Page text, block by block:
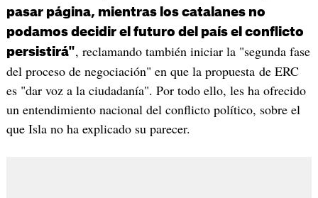
pasar página, mientras los catalanes no
podamos decidir el futuro del país el conflicto
persistirá", reclamando también iniciar la "segunda fase
del proceso de negociación" en que la propuesta de ERC
es "dar voz a la ciudadanía". Por todo ello, les ha ofrecido
un entendimiento nacional del conflicto político, sobre el
que Isla no ha explicado su parecer.